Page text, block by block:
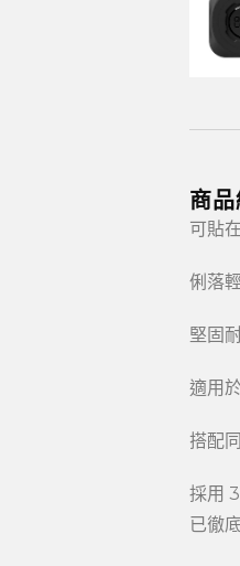
商
可貼
俐落
堅固
適用
搭配
採用
已徹